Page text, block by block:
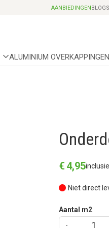
AANBIEDINGENBLOGS
ALUMINIUM OVERKAPPINGEN
€ 4,95
Niet direct
Aantal m2